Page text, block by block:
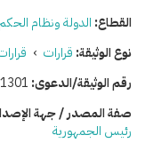
القطاع: الدولة ونظام الحكم
نوع الوثيقة: قرارات ›
رقم الوثيقة/الدعوى: 1301
صفة المصدر / جهة
رئيس الجمهورية